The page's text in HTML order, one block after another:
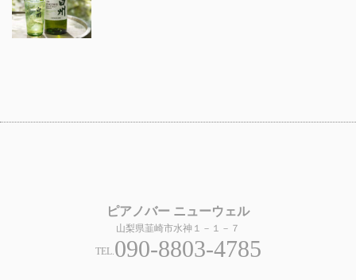
ピアノバー ニューウェル
山梨県韮崎市水神１－１－７
TEL.090-8803-4785